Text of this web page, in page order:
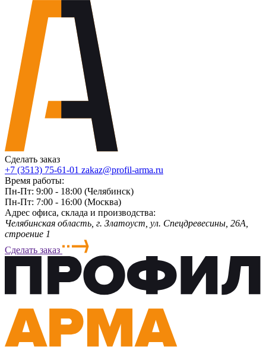
Сделать заказ
+7 (3513) 75-61-01 zakaz@profil-arma.ru
Время работы:
Пн-Пт: 9:00 - 18:00 (Челябинск)
Пн-Пт: 7:00 - 16:00 (Москва)
Адрес офиса, склада и производства:
Челябинская область, г. Злaтoycт, ул. Спецдревесины, 26А,
строение 1
Сделать заказ